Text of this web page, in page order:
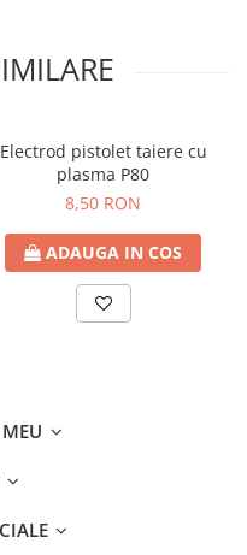
Electrod pistolet taiere cu
plasma P80
8,50 RON
ADAUGA IN COS